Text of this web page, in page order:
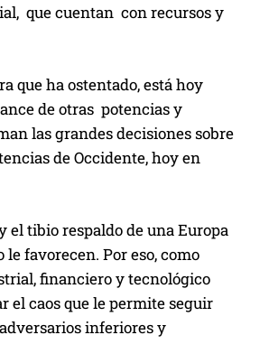
h
a
r
que cuentan con recursos y
que ha ostentado, está hoy
de otras potencias y
las grandes decisiones sobre
de Occidente, hoy en
el tibio respaldo de una Europa
favorecen. Por eso, como
financiero y tecnológico
el caos que le permite seguir
inferiores y